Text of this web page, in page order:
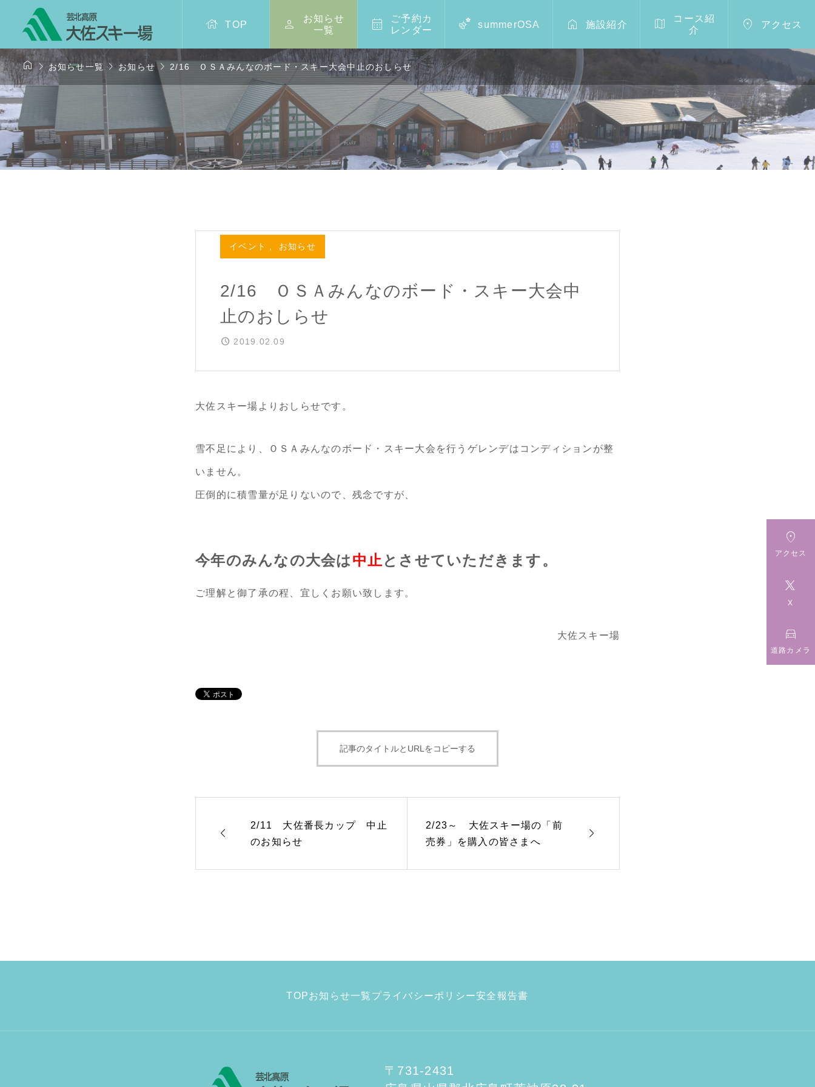
 TOP 
お知らせ
一覧

ご予約カ
レンダー
 summerOSA  施設紹介 
コース紹
介
 アクセス
お知らせ一覧お知らせ2/16 ＯＳＡみんなのボード・スキー大会中止のおしらせ
イベント お知らせ
2/16 ＯＳＡみんなのボード・スキー大会中
止のおしらせ
2019.02.09
大佐スキー場よりおしらせです。
雪不足により、ＯＳＡみんなのボード・スキー大会を行うゲレンデはコンディションが整
いません。
圧倒的に積雪量が足りないので、残念ですが、
今年のみんなの大会は中止とさせていただきます。
ご理解と御了承の程、宜しくお願い致します。
大佐スキー場
記事のタイトルとURLをコピーする

2/11 大佐番長カップ 中止
のお知らせ
2/23～ 大佐スキー場の「前
売券」を購入の皆さまへ

TOPお知らせ一覧 プライバシーポリシー安全報告書
〒731-2431

アクセス

X

道路カメラ